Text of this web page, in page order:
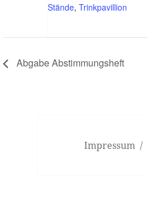
Stände, Trinkpavillion
Abgabe Abstimmungsheft
Impressum